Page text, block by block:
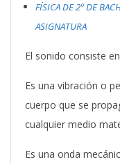
FÍSICA DE 2º DE
ASIGNATURA
El sonido consiste
Es una vibración o
cuerpo que se
cualquier medio
Es una onda